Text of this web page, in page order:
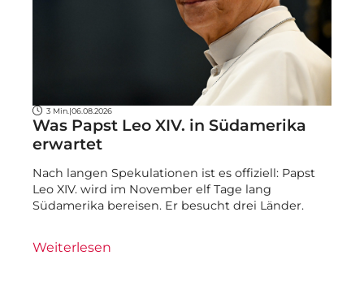
3 Min. |06.08.2026
Was Papst Leo XIV. in Südamerika
erwartet
Nach langen Spekulationen ist es offiziell: Papst
Leo XIV. wird im November elf Tage lang
Südamerika bereisen. Er besucht drei Länder.
Weiterlesen